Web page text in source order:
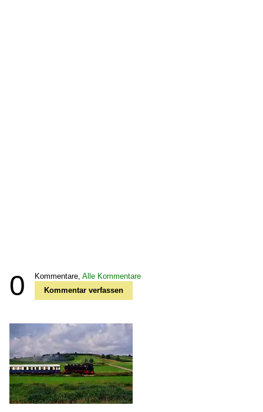
0 Kommentare, Alle Kommentare
Kommentar verfassen